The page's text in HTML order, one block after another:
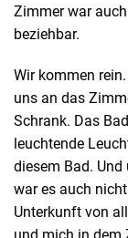
Zimmer war
beziehbar.
Wir kommen
uns an das
Schrank. Das
leuchtende
diesem Bad.
war es auch
Unterkunft von